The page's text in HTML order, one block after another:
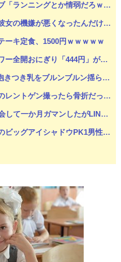
耗品だぞ？（ﾆﾁｬｧ」←そんな香具師のための運動が“ラッキング”です
ったんだけど俺が悪いのだろうか →…これアウト？
ーキ定食、1500円ｗｗｗｗｗ
にぎり「444円」がコチラｗｗｗｗｗ
乳をブルンブルン揺らしてしまう！
園の頃顔面着地したことがあったが、 母ちゃん当時気づかなかったのかよ・・・
人で昔話ができる友達になろう」的なメッセ送信した。昨日まで既読無視
ャドウPK1男性からの評判めちゃくちゃ良い。